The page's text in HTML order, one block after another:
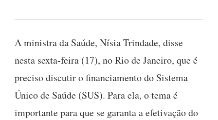
A ministra da Saúde, Nísia Trindade, disse
nesta sexta-feira (17), no Rio de Janeiro, que é
preciso discutir o financiamento do Sistema
Único de Saúde (SUS). Para ela, o tema é
importante para que se garanta a efetivação do